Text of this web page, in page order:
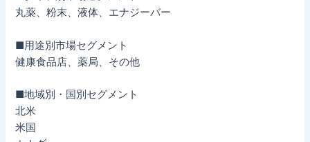
丸薬、粉末、液体、エナジーバー
■用途別市場セグメント
健康食品店、薬局、その他
■地域別・国別セグメント
北米
米国